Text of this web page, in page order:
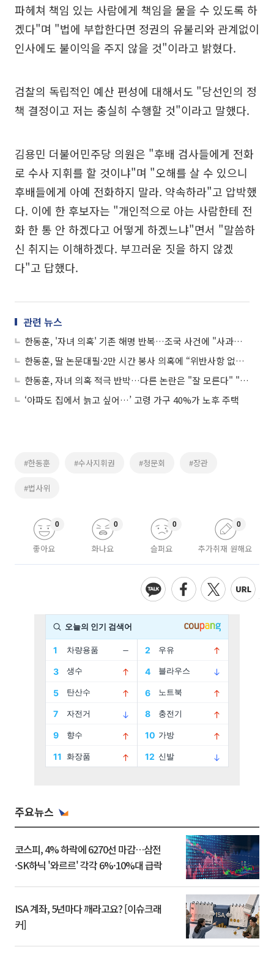
파헤쳐 책임 있는 사람에게 책임을 물을 수 있도록 하
겠다"며 "법에 부합한다면 정권의 유불리와 관계없이
인사에도 불이익을 주지 않을 것"이라고 밝혔다.
검찰의 독립적인 예산 편성에 대해서도 "당선인의 정
책 결정이고 저는 충실히 수행할 것"이라고 말했다.
김용민 더불어민주당 의원은 "후배 검사들에게 전화
로 수사 지휘를 할 것이냐"며 "오해를 살 수 있으니
후배들에게 아예 전화하지 말라. 약속하라"고 압박했
다. 이에 한 후보자는 "개인적으로 아는 사람한테 전
화 한 통 안 하겠다고 어떻게 하겠느냐"면서 "말씀하
신 취지는 이해하겠다. 부끄러운 짓을 하지 않겠
다"고 답했다.
관련 뉴스
한동훈, '자녀 의혹' 기존 해명 반복…조국 사건에 "사과할 사건 아냐"
한동훈, 딸 논문대필·2만 시간 봉사 의혹에 “위반사항 없다” 주장
한동훈, 자녀 의혹 적극 반박…다른 논란은 "잘 모른다" "잘 새기겠다"
‘아파도 집에서 늙고 싶어…’ 고령 가구 40%가 노후 주택
#한동훈 #수사지휘권 #청문회 #장관
#법사위
좋아요
0
화나요
0
슬퍼요
0
추가취재 원해요
0
주요뉴스
코스피, 4% 하락에 6270선 마감…삼전
·SK하닉 '와르르' 각각 6%·10%대 급락
ISA 계좌, 5년마다 깨라고요? [이슈크래
커]